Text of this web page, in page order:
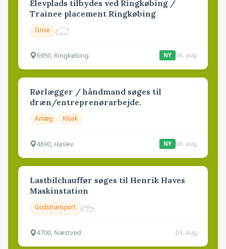
Elevplads tilbydes ved Ringkøbing /
Trainee placement Ringkøbing
Grise
6950, Ringkøbing NY 06. aug.
Rørlægger / håndmand søges til
dræn/entreprenørarbejde.
Anlæg Kloak
4690, Haslev NY 06. aug.
Lastbilchauffør søges til Henrik Haves
Maskinstation
Godstransport
4700, Næstved 03. aug.